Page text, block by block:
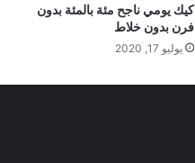
كيك يومي ناجح مئة بالمئة بدون
فرن بدون خلاط
يوليو 17, 2020